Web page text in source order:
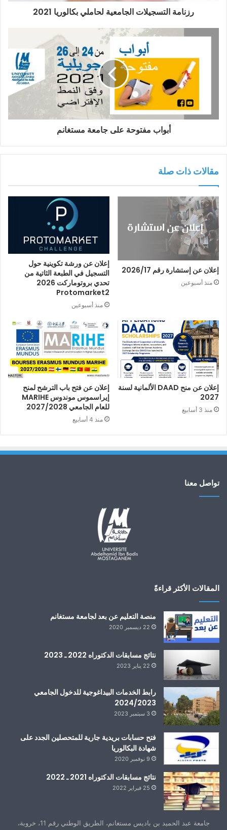
رزنامة التسجيلات الجامعية لحاملي بكالوريا 2021
أبواب مفتوحة على جامعة مستغانم
مقالات ذات صلة
إعلان عن إستشارة رقم 2026/17
منذ أسبوعين
إعلان عن ورشة تكوينية حول
التسجيل في الطبعة الثاتية من
تحدي بروتوماركت 2026
Protomarket2
منذ أسبوعين
إعلان عن منح DAAD الألمانية لسنة
2027
منذ 3 أسابيع
إعلان عن فتح باب الترشح لمنح
إيراسموس موندوس MARIHE
للعام الجامعي 2027/2028
منذ 4 أسابيع
تواصل معنا
المقالات الأكثر قراءةً
منصة التعليم عن بعد لجامعة مستغانم
22 ديسمبر 2020
نتائج مسابقات الدكتوراه 2022 ـ 2023
22 يناير 2023
رابط الخدمات البيداغوجية للدخول الجامعي
2024/2023
3 سبتمبر 2023
فتح حسابات بريدية جارية للمتحصلين الجدد على
شهادة البكالوريا
9 نوفمبر 2020
نتائج مسابقات الدكتوراه 2021 ـ 2022
25 فبراير 2022
جامعة عبد الحميد بن باديس مستغانم، الطريق الوطني رقم 11، خروبة،